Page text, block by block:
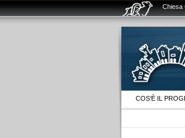
Chiesa
COS‘È IL